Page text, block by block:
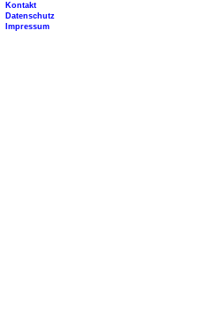
Kontakt
Datenschutz
Impressum